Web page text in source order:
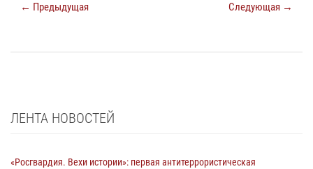
← Предыдущая Следующая →
ЛЕНТА НОВОСТЕЙ
«Росгвардия. Вехи истории»: первая антитеррористическая